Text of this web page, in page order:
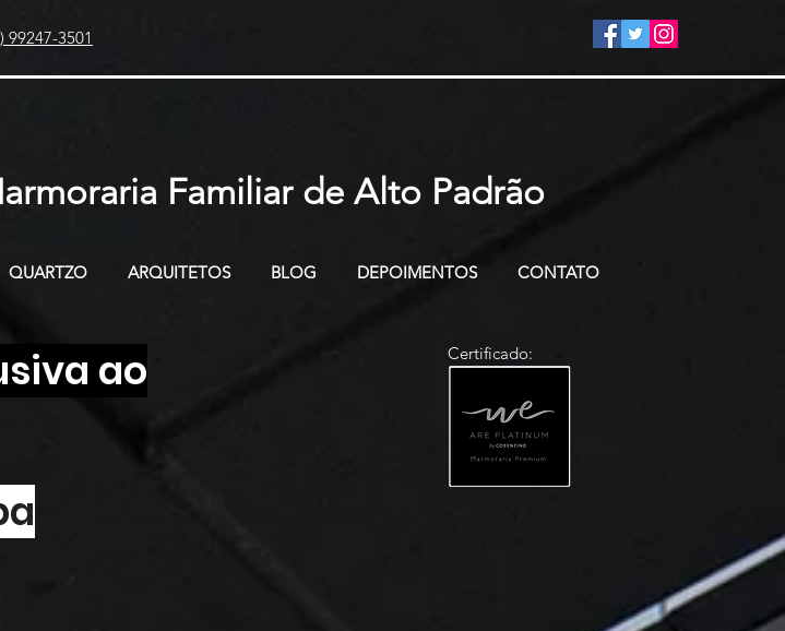
99247-3501
Familiar de Alto Padrão
QUARTZO ARQUITETOS BLOG DEPOIMENTOS CONTATO
ao
Certificado: